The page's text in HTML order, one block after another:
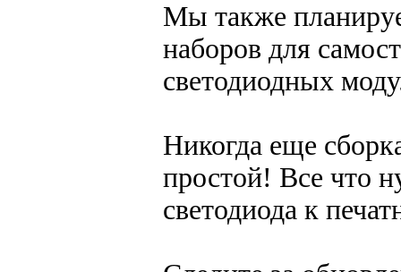
Мы также
наборов для
светодиодных
Никогда еще
простой! Все что
светодиода к